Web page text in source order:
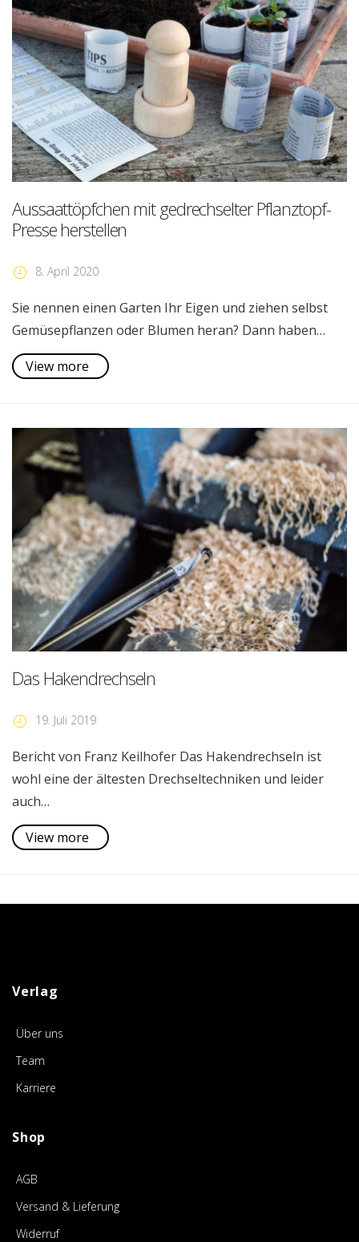
Aussaattöpfchen mit gedrechselter Pflanztopf-
Presse herstellen
8. April 2020
Sie nennen einen Garten Ihr Eigen und ziehen selbst
Gemüsepflanzen oder Blumen heran? Dann haben…
View more
Das Hakendrechseln
19. Juli 2019
Bericht von Franz Keilhofer Das Hakendrechseln ist
wohl eine der ältesten Drechseltechniken und leider
auch…
View more
Verlag
Über uns
Team
Karriere
Shop
AGB
Versand & Lieferung
Widerruf